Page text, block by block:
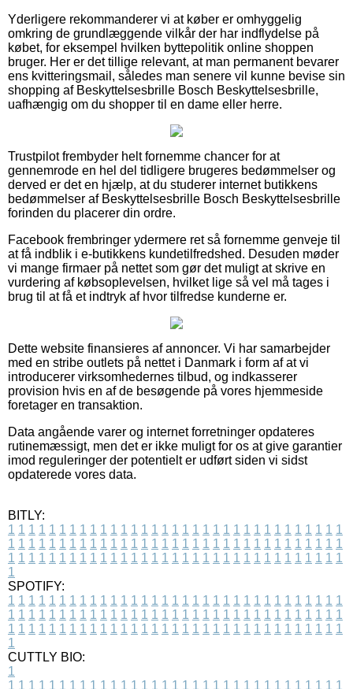
Yderligere rekommanderer vi at køber er omhyggelig
omkring de grundlæggende vilkår der har indflydelse på
købet, for eksempel hvilken byttepolitik online shoppen
bruger. Her er det tillige relevant, at man permanent bevarer
ens kvitteringsmail, således man senere vil kunne bevise sin
shopping af Beskyttelsesbrille Bosch Beskyttelsesbrille,
uafhængig om du shopper til en dame eller herre.
Trustpilot frembyder helt fornemme chancer for at
gennemrode en hel del tidligere brugeres bedømmelser og
derved er det en hjælp, at du studerer internet butikkens
bedømmelser af Beskyttelsesbrille Bosch Beskyttelsesbrille
forinden du placerer din ordre.
Facebook frembringer ydermere ret så fornemme genveje til
at få indblik i e-butikkens kundetilfredshed. Desuden møder
vi mange firmaer på nettet som gør det muligt at skrive en
vurdering af købsoplevelsen, hvilket lige så vel må tages i
brug til at få et indtryk af hvor tilfredse kunderne er.
Dette website finansieres af annoncer. Vi har samarbejder
med en stribe outlets på nettet i Danmark i form af at vi
introducerer virksomhedernes tilbud, og indkasserer
provision hvis en af de besøgende på vores hjemmeside
foretager en transaktion.
Data angående varer og internet forretninger opdateres
rutinemæssigt, men det er ikke muligt for os at give garantier
imod reguleringer der potentielt er udført siden vi sidst
opdaterede vores data.
BITLY:
1 1 1 1 1 1 1 1 1 1 1 1 1 1 1 1 1 1 1 1 1 1 1 1 1 1 1 1 1 1 1 1 1
1 1 1 1 1 1 1 1 1 1 1 1 1 1 1 1 1 1 1 1 1 1 1 1 1 1 1 1 1 1 1 1 1
1 1 1 1 1 1 1 1 1 1 1 1 1 1 1 1 1 1 1 1 1 1 1 1 1 1 1 1 1 1 1 1 1
1
SPOTIFY:
1 1 1 1 1 1 1 1 1 1 1 1 1 1 1 1 1 1 1 1 1 1 1 1 1 1 1 1 1 1 1 1 1
1 1 1 1 1 1 1 1 1 1 1 1 1 1 1 1 1 1 1 1 1 1 1 1 1 1 1 1 1 1 1 1 1
1 1 1 1 1 1 1 1 1 1 1 1 1 1 1 1 1 1 1 1 1 1 1 1 1 1 1 1 1 1 1 1 1
1
CUTTLY BIO:
1
1 1 1 1 1 1 1 1 1 1 1 1 1 1 1 1 1 1 1 1 1 1 1 1 1 1 1 1 1 1 1 1 1